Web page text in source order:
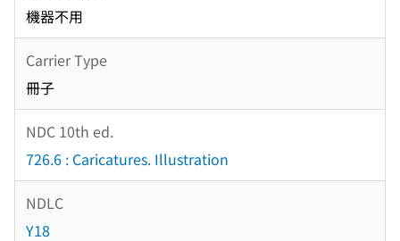
機器不用
Carrier Type
冊子
NDC 10th ed.
726.6 : Caricatures. Illustration
NDLC
Y18